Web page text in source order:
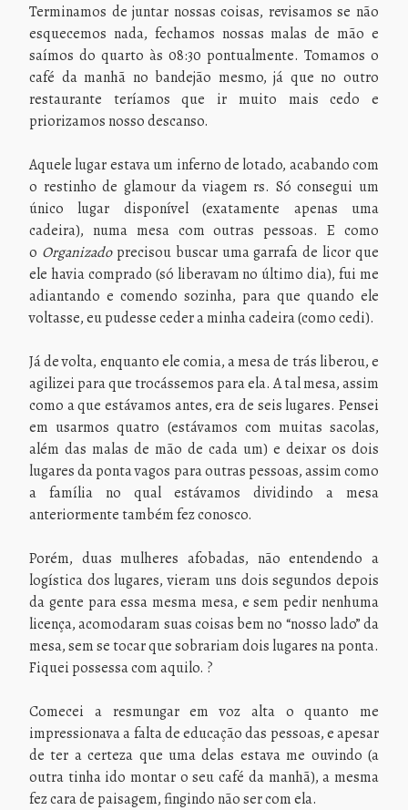
Terminamos de juntar nossas coisas, revisamos se não
esquecemos nada, fechamos nossas malas de mão e
saímos do quarto às 08:30 pontualmente. Tomamos o
café da manhã no bandejão mesmo, já que no outro
restaurante teríamos que ir muito mais cedo e
priorizamos nosso descanso.
Aquele lugar estava um inferno de lotado, acabando com
o restinho de glamour da viagem rs. Só consegui um
único lugar disponível (exatamente apenas uma
cadeira), numa mesa com outras pessoas. E como
o Organizadoprecisou buscar uma garrafa de licor que
ele havia comprado (só liberavam no último dia), fui me
adiantando e comendo sozinha, para que quando ele
voltasse, eu pudesse ceder a minha cadeira (como cedi).
Já de volta, enquanto ele comia, a mesa de trás liberou, e
agilizei para que trocássemos para ela. A tal mesa, assim
como a que estávamos antes, era de seis lugares. Pensei
em usarmos quatro (estávamos com muitas sacolas,
além das malas de mão de cada um) e deixar os dois
lugares da ponta vagos para outras pessoas, assim como
a família no qual estávamos dividindo a mesa
anteriormente também fez conosco.
Porém, duas mulheres afobadas, não entendendo a
logística dos lugares, vieram uns dois segundos depois
da gente para essa mesma mesa, e sem pedir nenhuma
licença, acomodaram suas coisas bem no “nosso lado” da
mesa, sem se tocar que sobrariam dois lugares na ponta.
Fiquei possessa com aquilo. ?
Comecei a resmungar em voz alta o quanto me
impressionava a falta de educação das pessoas, e apesar
de ter a certeza que uma delas estava me ouvindo (a
outra tinha ido montar o seu café da manhã), a mesma
fez cara de paisagem, fingindo não ser com ela.